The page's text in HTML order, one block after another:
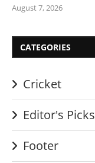
August 7, 2026
CATEGORIES
Cricket
Editor's Picks
Footer